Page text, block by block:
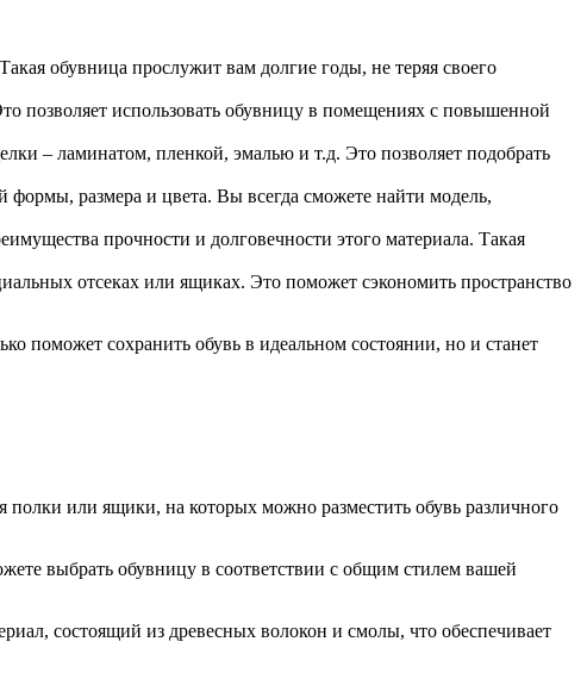
обувница прослужит вам долгие годы, не теряя своего
позволяет использовать обувницу в помещениях с повышенной
– ламинатом, пленкой, эмалью и т.д. Это позволяет подобрать
размера и цвета. Вы всегда сможете найти модель,
прочности и долговечности этого материала. Такая
отсеках или ящиках. Это поможет сэкономить пространство
поможет сохранить обувь в идеальном состоянии, но и станет
или ящики, на которых можно разместить обувь различного
выбрать обувницу в соответствии с общим стилем вашей
состоящий из древесных волокон и смолы, что обеспечивает